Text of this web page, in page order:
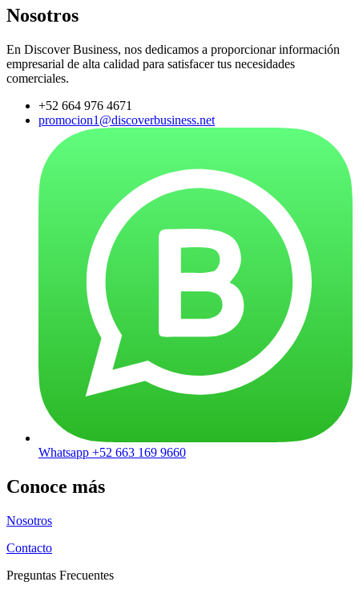
Nosotros
En Discover Business, nos dedicamos a proporcionar información
empresarial de alta calidad para satisfacer tus necesidades
comerciales.
+52 664 976 4671
promocion1@discoverbusiness.net
Whatsapp +52 663 169 9660
Conoce más
Nosotros
Contacto
Preguntas Frecuentes